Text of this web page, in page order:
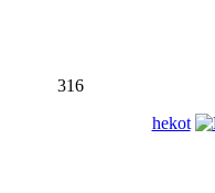
316
hekot